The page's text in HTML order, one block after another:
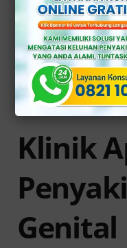
Genital
Fokus
Segera
Apollo
Klinik
Genital